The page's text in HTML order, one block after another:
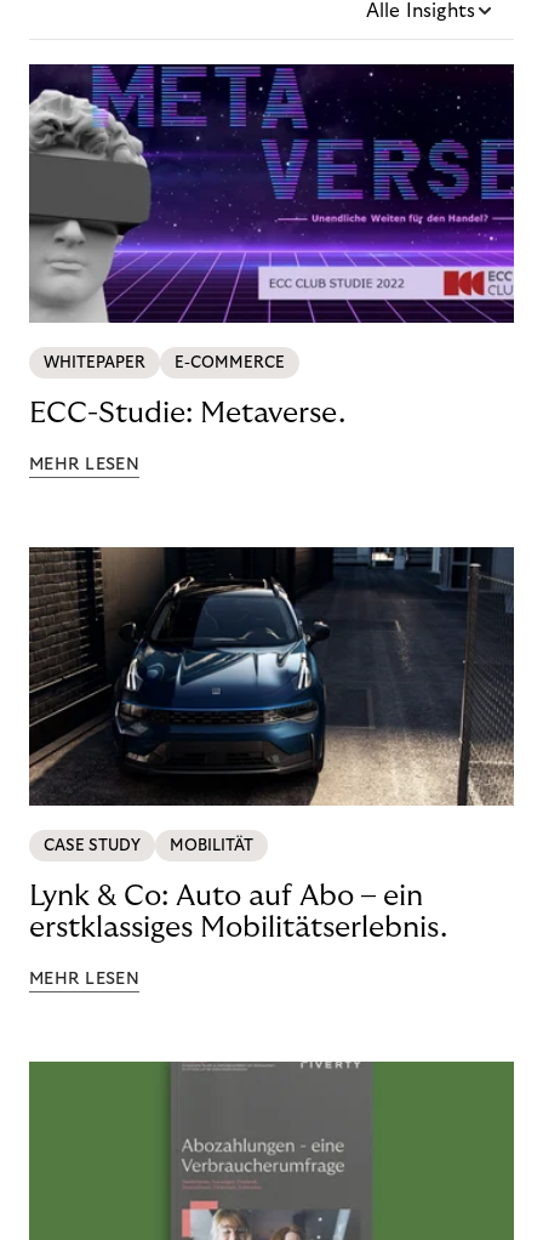
Alle Insights
WHITEPAPER E-COMMERCE
ECC-Studie: Metaverse.
MEHR LESEN
CASE STUDY MOBILITÄT
Lynk & Co: Auto auf Abo – ein
erstklassiges Mobilitätserlebnis.
MEHR LESEN